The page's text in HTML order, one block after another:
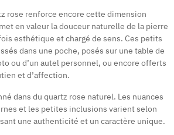
rose renforce encore cette dimension
en valeur la douceur naturelle de la pierre
esthétique et chargé de sens. Ces petits
dans une poche, posés sur une table de
ou d’un autel personnel, ou encore offerts
et d’affection.
dans du quartz rose naturel. Les nuances
et les petites inclusions varient selon
une authenticité et un caractère unique.